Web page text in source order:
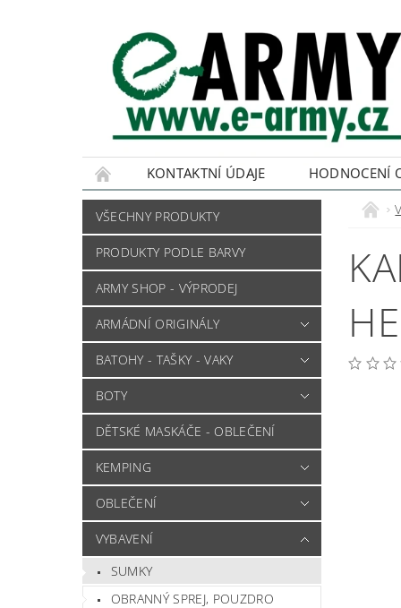
KONTAKTNÍ ÚDAJE HODNOCENÍ
VŠECHNY PRODUKTY
PRODUKTY PODLE BARVY
ARMY SHOP - VÝPRODEJ
ARMÁDNÍ ORIGINÁLY
BATOHY - TAŠKY - VAKY
BOTY
DĚTSKÉ MASKÁČE - OBLEČENÍ
KEMPING
OBLEČENÍ
VYBAVENÍ
SUMKY
OBRANNÝ SPREJ, POUZDRO